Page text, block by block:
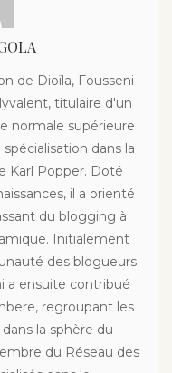
de Dioïla, Fousseni
titulaire d'un
normale supérieure
dans la
Karl Popper. Doté
il a orienté
du blogging à
Initialement
des blogueurs
a ensuite contribué
regroupant les
la sphère du
du Réseau des